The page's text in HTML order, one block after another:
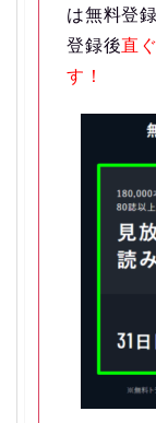
は無料登
登録後直
す！